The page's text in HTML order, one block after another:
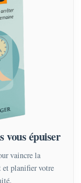
vous épuiser
vaincre la
et planifier votre